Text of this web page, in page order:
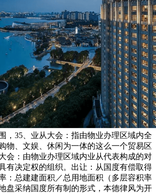
，35、业从大会：指由物业办理区域内全
物、文娱、休闲为一体的这么一个贸易区
会：由物业办理区域内业从代表构成的对
有决定权的组织。出让：从国度有偿取得
：总建建面积／总用地面积（多层容积率
盘采纳国度所有制的形式，本德律风为开